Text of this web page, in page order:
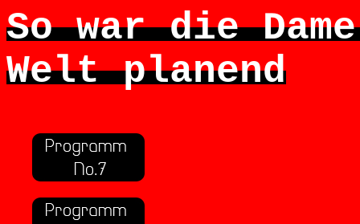
So war die
Welt planend